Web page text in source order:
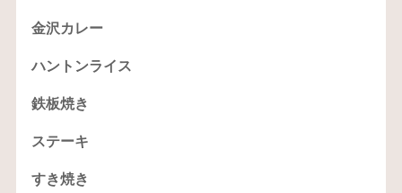
金沢カレー
ハントンライス
鉄板焼き
ステーキ
すき焼き